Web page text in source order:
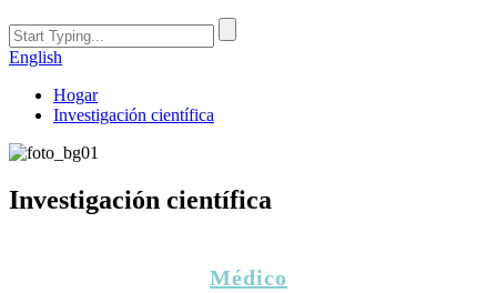
English
Hogar
Investigación científica
Investigación científica
Médico